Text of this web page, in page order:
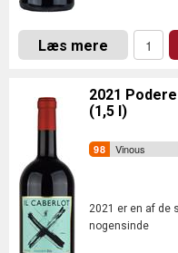
Læs mere
2021
(1,5 l)
Vinous
2021 er en af de
nogensinde